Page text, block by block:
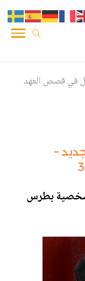
في قصص العهد
–
بطرس